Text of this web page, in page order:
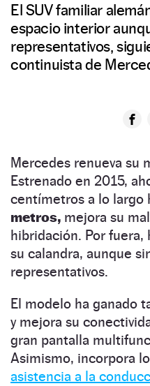
El SUV familiar
espacio interior
representativos,
continuista de
Mercedes renueva su
Estrenado en 2015,
centímetros a lo largo
metros, mejora su
hibridación. Por fuera,
su calandra, aunque
representativos.
El modelo ha ganado
y mejora su
gran pantalla
Asimismo, incorpora
asistencia a la